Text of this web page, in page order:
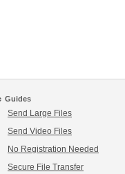
Guides
Send Large Files
Send Video Files
No Registration Needed
Secure File Transfer